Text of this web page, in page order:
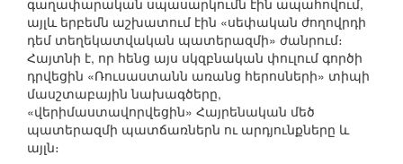
գաղափարական սպասարկումն էին ապահովում,
այլև երբեմն աշխատում էին «սեփական ժողովրդի
դեմ տեղեկատվական պատերազմի» ժանրում։
Հայտնի է, որ հենց այս սկզբնական փուլում գործի
դրվեցին «Ռուսաստանն առանց հերոսների» տիպի
մասշտաբային նախագծերը,
«վերիմաստավորվեցին» Հայրենական մեծ
պատերազմի պատճառներն ու արդյունքները և
այլն։